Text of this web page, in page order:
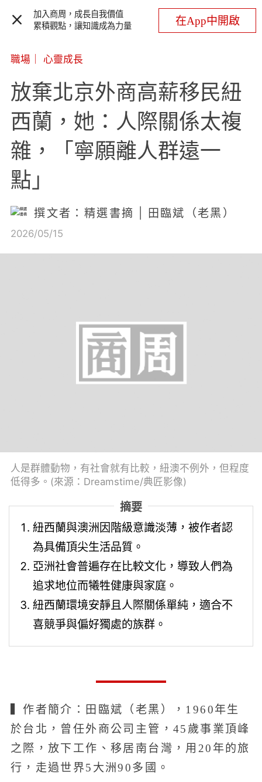
加入商周，成長自我價值
累積觀點，讓知識成為力量
在App中開啟
職場 心靈成長
放棄北京外商高薪移民紐
西蘭，她：人際關係太複
雜，「寧願離人群遠一
點」
撰文者：精選書摘 | 田臨斌（老黑）
2026/05/15
人是群體動物，有社會就有比較，紐澳不例外，但程度
低得多。(來源：Dreamstime/典匠影像)
摘要
紐西蘭與澳洲因階級意識淡薄，被作者認
為具備頂尖生活品質。
亞洲社會普遍存在比較文化，導致人們為
追求地位而犧牲健康與家庭。
紐西蘭環境安靜且人際關係單純，適合不
喜競爭與偏好獨處的族群。
▍作者簡介：田臨斌（老黑），1960年生
於台北，曾任外商公司主管，45歲事業頂峰
之際，放下工作、移居南台灣，用20年的旅
行，走過世界5大洲90多國。